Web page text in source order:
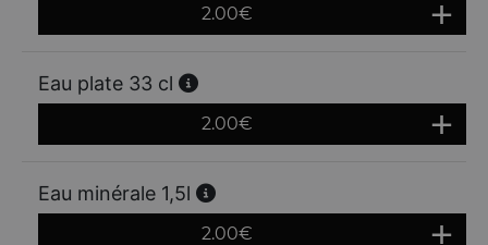
2.00€
Eau plate 33 cl
2.00€
Eau minérale 1,5l
2.00€